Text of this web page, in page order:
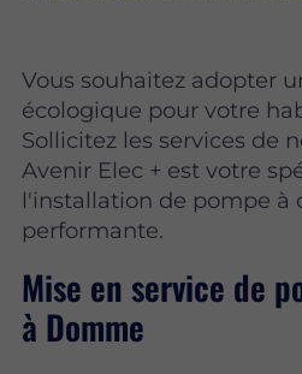
Vous souhaitez adopter
écologique pour votre
Sollicitez les services de
Avenir Elec + est votre
l'installation de pompe à
performante.
Mise en service de
à Domme